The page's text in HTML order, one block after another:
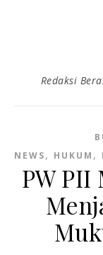
Redaksi
NEWS, HUKUM ,
PW PII